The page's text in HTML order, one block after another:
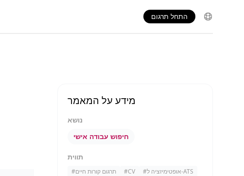
התחל תרגום
מידע על המאמר
נושא
חיפוש עבודה אישי
תווית
#תרגום קורות חיים #CV #
אופטימיזציה ל-ATS